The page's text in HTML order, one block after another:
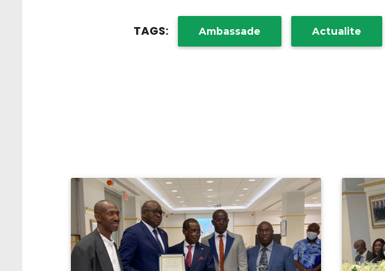
TAGS: Ambassade Actualite